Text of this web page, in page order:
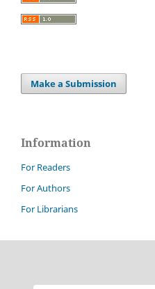
Make a Submission
Information
For Readers
For Authors
For Librarians